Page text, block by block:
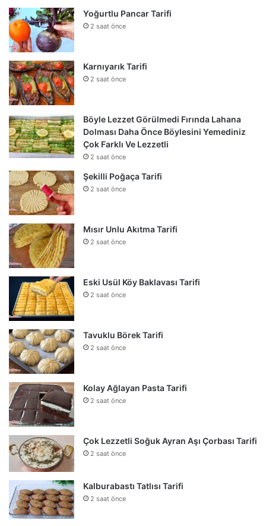
Yoğurtlu Pancar Tarifi
2 saat önce
Karnıyarık Tarifi
2 saat önce
Böyle Lezzet Görülmedi Fırında Lahana
Dolması Daha Önce Böylesini Yemediniz
Çok Farklı Ve Lezzetli
2 saat önce
Şekilli Poğaça Tarifi
2 saat önce
Mısır Unlu Akıtma Tarifi
2 saat önce
Eski Usül Köy Baklavası Tarifi
2 saat önce
Tavuklu Börek Tarifi
2 saat önce
Kolay Ağlayan Pasta Tarifi
2 saat önce
Çok Lezzetli Soğuk Ayran Aşı Çorbası Tarifi
2 saat önce
Kalburabastı Tatlısı Tarifi
2 saat önce